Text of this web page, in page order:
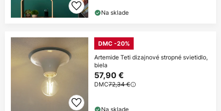
Na sklade
DMC -20%
Artemide Teti dizajnové stropné svietidlo,
biela
57,90 €
DMC72,34 €
Na sklade